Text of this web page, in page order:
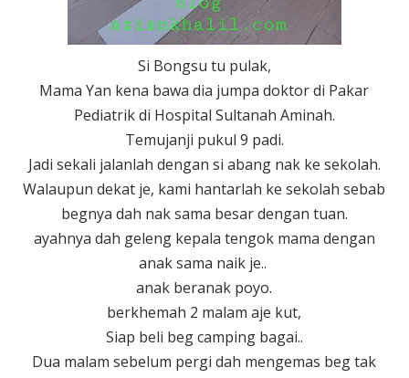
Si Bongsu tu pulak,
Mama Yan kena bawa dia jumpa doktor di Pakar
Pediatrik di Hospital Sultanah Aminah.
Temujanji pukul 9 padi.
Jadi sekali jalanlah dengan si abang nak ke sekolah.
Walaupun dekat je, kami hantarlah ke sekolah sebab
begnya dah nak sama besar dengan tuan.
ayahnya dah geleng kepala tengok mama dengan
anak sama naik je..
anak beranak poyo.
berkhemah 2 malam aje kut,
Siap beli beg camping bagai..
Dua malam sebelum pergi dah mengemas beg tak